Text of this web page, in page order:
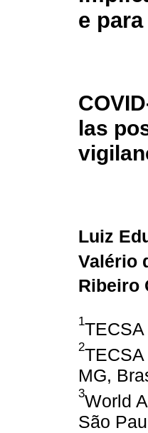
e
las
Luiz
Valério
Ribeiro
1
2
MG,
3World
São